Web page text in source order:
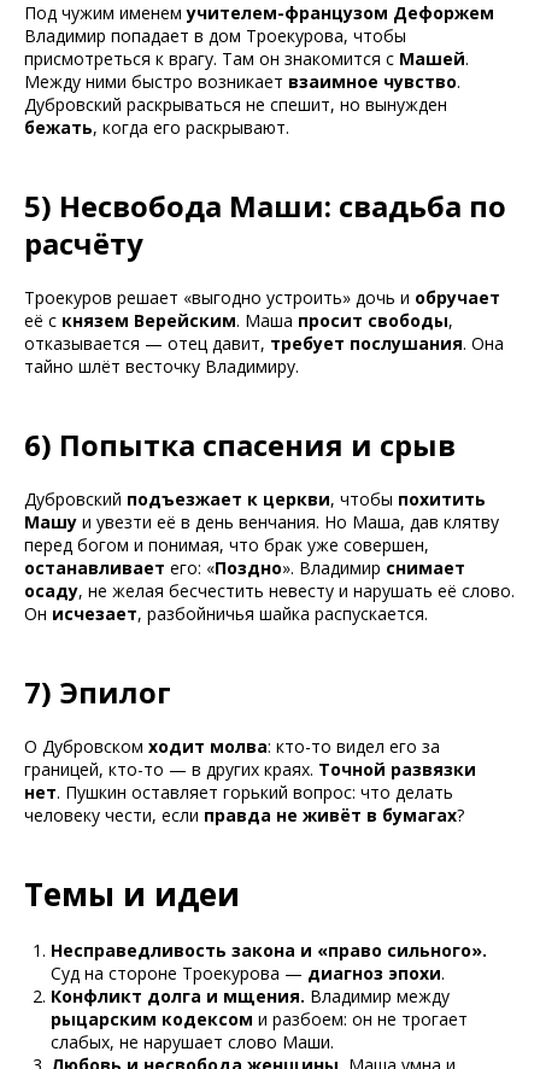
Под чужим именемучителем-французом Дефоржем
Владимир попадает в дом Троекурова, чтобы
присмотреться к врагу. Там он знакомится с Машей.
Между ними быстро возникает взаимное чувство.
Дубровский раскрываться не спешит, но вынужден
бежать, когда его раскрывают.
5) Несвобода Маши: свадьба по
расчёту
Троекуров решает «выгодно устроить» дочь и обручает
её с князем Верейским. Маша просит свободы,
отказывается — отец давит, требует послушания. Она
тайно шлёт весточку Владимиру.
6) Попытка спасения и срыв
Дубровский подъезжает к церкви, чтобы похитить
Машу и увезти её в день венчания. Но Маша, дав клятву
перед богом и понимая, что брак уже совершен,
останавливает его: «Поздно». Владимир снимает
осаду, не желая бесчестить невесту и нарушать её слово.
Он исчезает, разбойничья шайка распускается.
7) Эпилог
О Дубровском ходит молва: кто-то видел его за
границей, кто-то — в других краях. Точной развязки
нет. Пушкин оставляет горький вопрос: что делать
человеку чести, если правда не живёт в бумагах?
Темы и идеи
Несправедливость закона и «право сильного».
Суд на стороне Троекурова — диагноз эпохи.
Конфликт долга и мщения. Владимир между
рыцарским кодексом и разбоем: он не трогает
слабых, не нарушает слово Маши.